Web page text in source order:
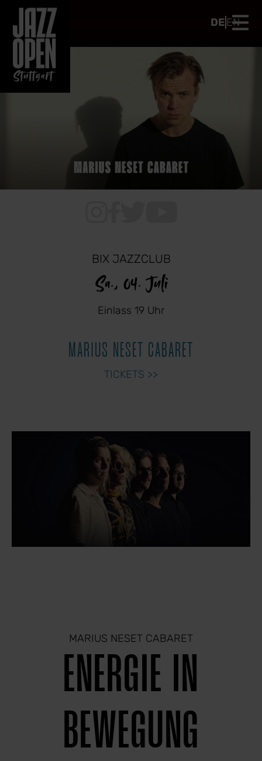
III
DE EN
BIX JAZZCLUB
Sa., 04. Juli
Einlass 19 Uhr
MARIUS NESET CABARET
TICKETS >>
MARIUS NESET CABARET
ENERGIE IN
BEWEGUNG